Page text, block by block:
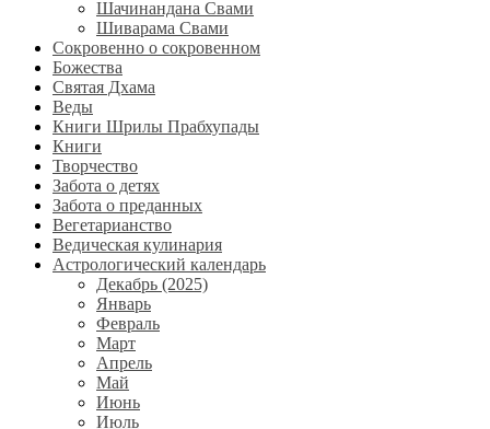
Шачинандана Свами
Шиварама Свами
Сокровенно о сокровенном
Божества
Святая Дхама
Веды
Книги Шрилы Прабхупады
Книги
Творчество
Забота о детях
Забота о преданных
Вегетарианство
Ведическая кулинария
Астрологический календарь
Декабрь (2025)
Январь
Февраль
Март
Апрель
Май
Июнь
Июль